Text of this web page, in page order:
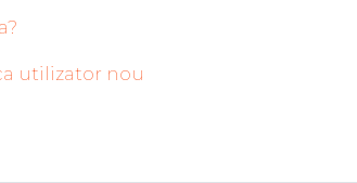
utilizator nou